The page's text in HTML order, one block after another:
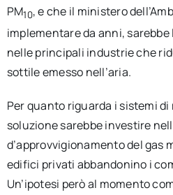
PM10, e che il ministero
implementare da anni,
nelle principali industrie che
sottile emesso nell’aria.
Per quanto riguarda i sistemi
soluzione sarebbe investire
d’approvvigionamento del gas
edifici privati abbandonino i
Un’ipotesi però al momento